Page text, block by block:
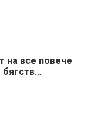
на все повече
бягств…